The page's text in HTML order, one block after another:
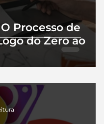
Processo de
do Zero ao